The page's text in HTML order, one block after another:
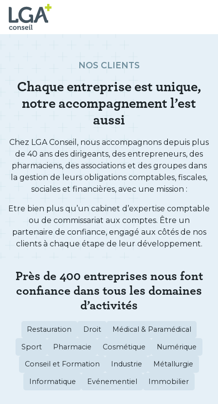
NOS CLIENTS
Chaque entreprise est unique,
notre accompagnement l’est
aussi
Chez LGA Conseil, nous accompagnons depuis plus
de 40 ans des dirigeants, des entrepreneurs, des
pharmaciens, des associations et des groupes dans
la gestion de leurs obligations comptables, fiscales,
sociales et financières, avec une mission :
Etre bien plus qu’un cabinet d’expertise comptable
ou de commissariat aux comptes. Être un
partenaire de confiance, engagé aux côtés de nos
clients à chaque étape de leur développement.
Près de 400 entreprises nous font
confiance dans tous les domaines
d’activités
Restauration Droit
Médical & Paramédical
Sport
Pharmacie Cosmétique
Numérique
Conseil et Formation
Industrie
Métallurgie
Informatique
Evénementiel Immobilier